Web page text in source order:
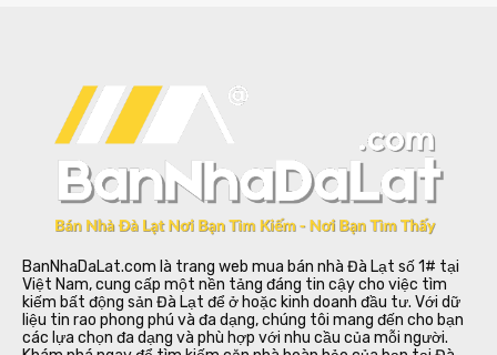
BanNhaDaLat.com là trang web mua bán nhà Đà Lạt số 1# tại
Việt Nam, cung cấp một nền tảng đáng tin cậy cho việc tìm
kiếm bất động sản Đà Lạt để ở hoặc kinh doanh đầu tư. Với dữ
liệu tin rao phong phú và đa dạng, chúng tôi mang đến cho bạn
các lựa chọn đa dạng và phù hợp với nhu cầu của mỗi người.